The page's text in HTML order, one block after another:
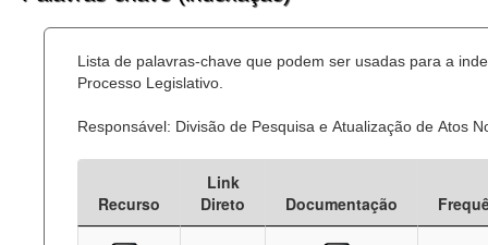
Lista de palavras-chave que podem ser usadas para a
Processo Legislativo.
Responsável: Divisão de Pesquisa e Atualização de Atos
Recurso
Link
Direto
Documentação